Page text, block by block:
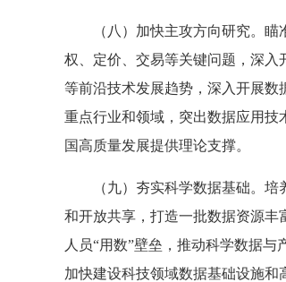
（八）加快主攻方向研究。
权、定价、交易等关键问题，深
等前沿技术发展趋势，深入开展
重点行业和领域，突出数据应用技
国高质量发展提供理论支撑。
（九）夯实科学数据基础。
和开放共享，打造一批数据资源丰
人员“用数”壁垒，推动科学数据
加快建设科技领域数据基础设施和